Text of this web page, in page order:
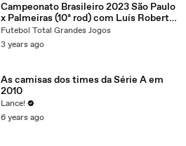
Campeonato Brasileiro 2023 São Paulo
x Palmeiras (10ª rod) com Luís Roberto
(Globo) 1º tempo
Futebol Total Grandes Jogos
3 years ago
As camisas dos times da Série A em
2010
Lance!
6 years ago